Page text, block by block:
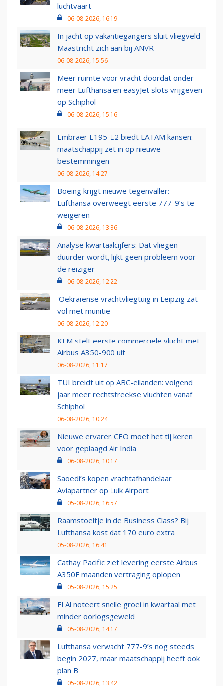
luchtvaart
06-08-2026, 16:19
In jacht op vakantiegangers sluit vliegveld
Maastricht zich aan bij ANVR
06-08-2026, 15:56
Meer ruimte voor vracht doordat onder
meer Lufthansa en easyJet slots vrijgeven
op Schiphol
06-08-2026, 15:16
Embraer E195-E2 biedt LATAM kansen:
maatschappij zet in op nieuwe
bestemmingen
06-08-2026, 14:27
Boeing krijgt nieuwe tegenvaller:
Lufthansa overweegt eerste 777-9’s te
weigeren
06-08-2026, 13:36
Analyse kwartaalcijfers: Dat vliegen
duurder wordt, lijkt geen probleem voor
de reiziger
06-08-2026, 12:22
'Oekraïense vrachtvliegtuig in Leipzig zat
vol met munitie'
06-08-2026, 12:20
KLM stelt eerste commerciële vlucht met
Airbus A350-900 uit
06-08-2026, 11:17
TUI breidt uit op ABC-eilanden: volgend
jaar meer rechtstreekse vluchten vanaf
Schiphol
06-08-2026, 10:24
Nieuwe ervaren CEO moet het tij keren
voor geplaagd Air India
06-08-2026, 10:17
Saoedi’s kopen vrachtafhandelaar
Aviapartner op Luik Airport
05-08-2026, 16:57
Raamstoeltje in de Business Class? Bij
Lufthansa kost dat 170 euro extra
05-08-2026, 16:41
Cathay Pacific ziet levering eerste Airbus
A350F maanden vertraging oplopen
05-08-2026, 15:25
El Al noteert snelle groei in kwartaal met
minder oorlogsgeweld
05-08-2026, 14:17
Lufthansa verwacht 777-9’s nog steeds
begin 2027, maar maatschappij heeft ook
plan B
05-08-2026, 13:42